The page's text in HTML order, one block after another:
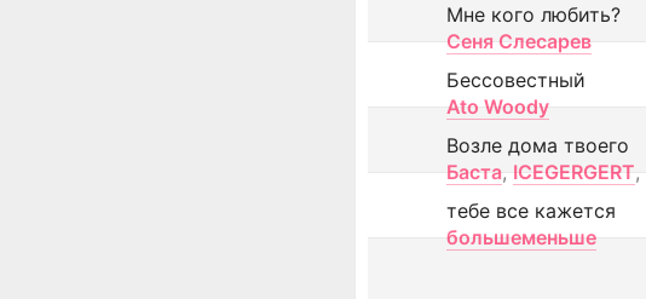
Мне кого любить?
Сеня Слесарев
Бессовестный
Ato Woody
Возле дома твоего
Баста, ICEGERGERT,
тебе все кажется
большеменьше